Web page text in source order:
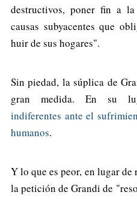
destructivos, poner fin a
causas subyacentes que
huir de sus hogares".
Sin piedad, la súplica de
gran medida. En su
indiferentes ante el
humanos.
Y lo que es peor, en lugar de
la petición de Grandi de